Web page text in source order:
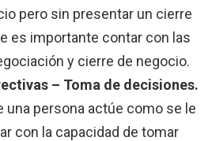
pero sin presentar un cierre
es importante contar con las
y cierre de negocio.
– Toma de decisiones.
una persona actúe como se le
con la capacidad de tomar